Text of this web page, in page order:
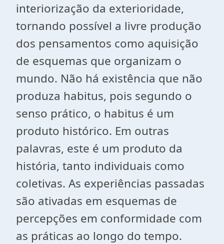
interiorização da exterioridade,
tornando possível a livre produção
dos pensamentos como aquisição
de esquemas que organizam o
mundo. Não há existência que não
produza habitus, pois segundo o
senso prático, o habitus é um
produto histórico. Em outras
palavras, este é um produto da
história, tanto individuais como
coletivas. As experiências passadas
são ativadas em esquemas de
percepções em conformidade com
as práticas ao longo do tempo.